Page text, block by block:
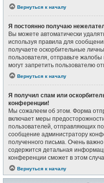
Вернуться к началу
Я постоянно получаю
Вы можете автоматически
используя правила для
получаете оскорбительные
пользователя, отправьте
могут запретить пользователю
Вернуться к началу
Я получил спам или
конференции!
Мы сожалеем об этом. Форма
включает меры
пользователей, отправляющих
сообщение администратору
полученного письма. Очень
содержится детальная
конференции сможет в этом
Вернуться к началу